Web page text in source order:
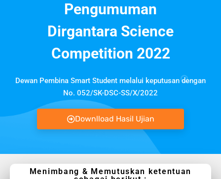
Pengumuman
Dirgantara Science
Competition 2022
Dewan Pembina Smart Student melalui keputusan dengan
No. 052/SK-DSC-SS/X/2022
Downlload Hasil Ujian
Menimbang & Memutuskan ketentuan